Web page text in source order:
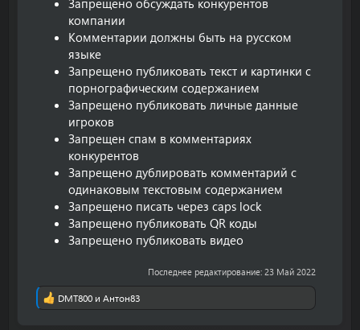
Запрещено обсуждать конкурентов
компании
Комментарии должны быть на русском
языке
Запрещено публиковать текст и картинки с
порнографическим содержанием
Запрещено публиковать личные данные
игроков
Запрещен спам в комментариях
конкурентов
Запрещено дублировать комментарий с
одинаковым текстовым содержанием
Запрещено писать через caps lock
Запрещено публиковать QR коды
Запрещено публиковать видео
Последнее редактирование: 23 Май 2022
Р
DMT800 и Антон83